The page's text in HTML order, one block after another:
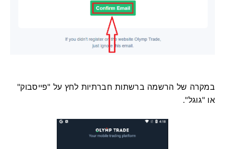
במקרה של הרשמה ברשתות חברתיות לחץ על "פייסבוק"
או "גוגל".